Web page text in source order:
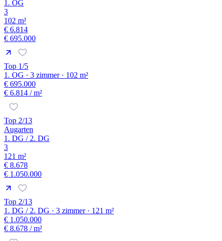
1. OG
3
102 m²
€ 6.814
€ 695.000
Top 1/5
1. OG · 3 zimmer · 102 m²
€ 695.000
€ 6.814 / m²
Top 2/13
Augarten
1. DG / 2. DG
3
121 m²
€ 8.678
€ 1.050.000
Top 2/13
1. DG / 2. DG · 3 zimmer · 121 m²
€ 1.050.000
€ 8.678 / m²